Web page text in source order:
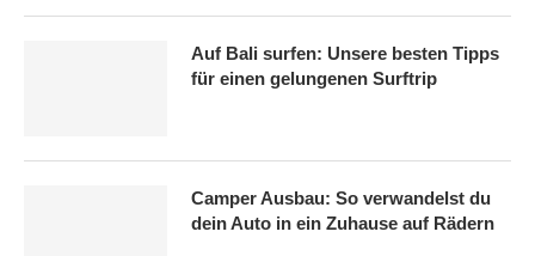
Auf Bali surfen: Unsere besten Tipps
für einen gelungenen Surftrip
Camper Ausbau: So verwandelst du
dein Auto in ein Zuhause auf Rädern